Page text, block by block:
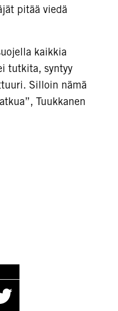
pitää viedä
kaikkia
tutkita, syntyy
Silloin nämä
Tuukkanen